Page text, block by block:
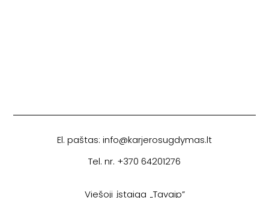
El. paštas: info@karjerosugdymas.lt
Tel. nr. +370 64201276
Viešoji įstaiga „Tavaip”